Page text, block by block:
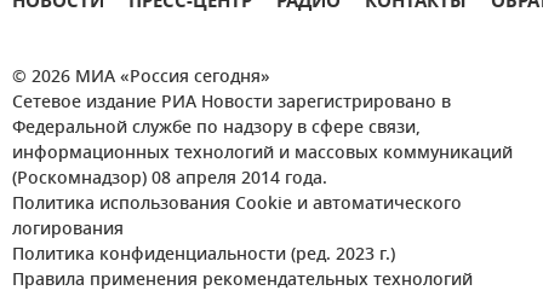
© 2026 МИА «Россия сегодня»
Сетевое издание РИА Новости зарегистрировано в
Федеральной службе по надзору в сфере связи,
информационных технологий и массовых коммуникаций
(Роскомнадзор) 08 апреля 2014 года.
Политика использования Cookie и автоматического
логирования
Политика конфиденциальности (ред. 2023 г.)
Правила применения рекомендательных технологий